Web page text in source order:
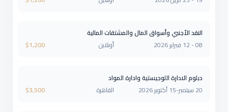
النقد الأجنبي وأسواق المال والمشتقات المالية
08 - 12 فبراير 2026
أونلاين $1,200
دبلوم الادارة اللوجيستية وادارة المواد
20 سبتمبر-15 أكتوبر 2026
القاهرة $3,500